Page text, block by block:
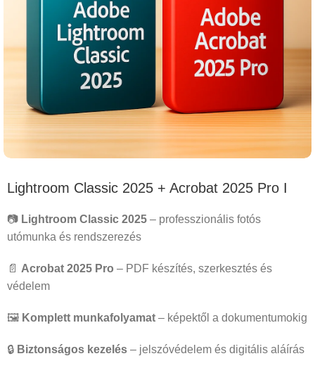
Lightroom Classic 2025 + Acrobat 2025 Pro I
📷 Lightroom Classic 2025 – professzionális fotós
utómunka és rendszerezés
📄 Acrobat 2025 Pro – PDF készítés, szerkesztés és
védelem
🖼️ Komplett munkafolyamat – képektől a dokumentumokig
🔒 Biztonságos kezelés – jelszóvédelem és digitális aláírás